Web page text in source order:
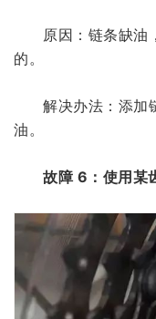
原因：链条缺油
的。
解决办法：添加
油。
故障 6：使用某